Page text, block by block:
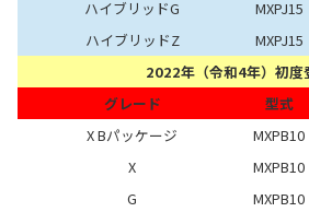
ハイブリッドG
MXPJ15
ハイブリッドZ
MXPJ15
2022年（令和4年）初度
グレード
型式
X Bパッケージ
MXPB10
X
MXPB10
G
MXPB10